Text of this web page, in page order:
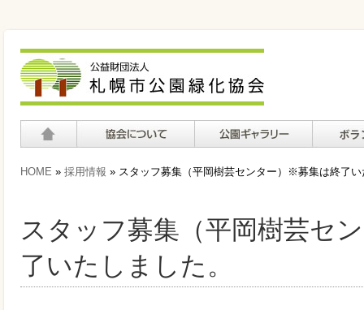
て
HOME » 採用情報 » スタッフ募集（平岡樹芸センター）※募集は終了い
スタッフ募集（平岡樹芸セ
了いたしました。